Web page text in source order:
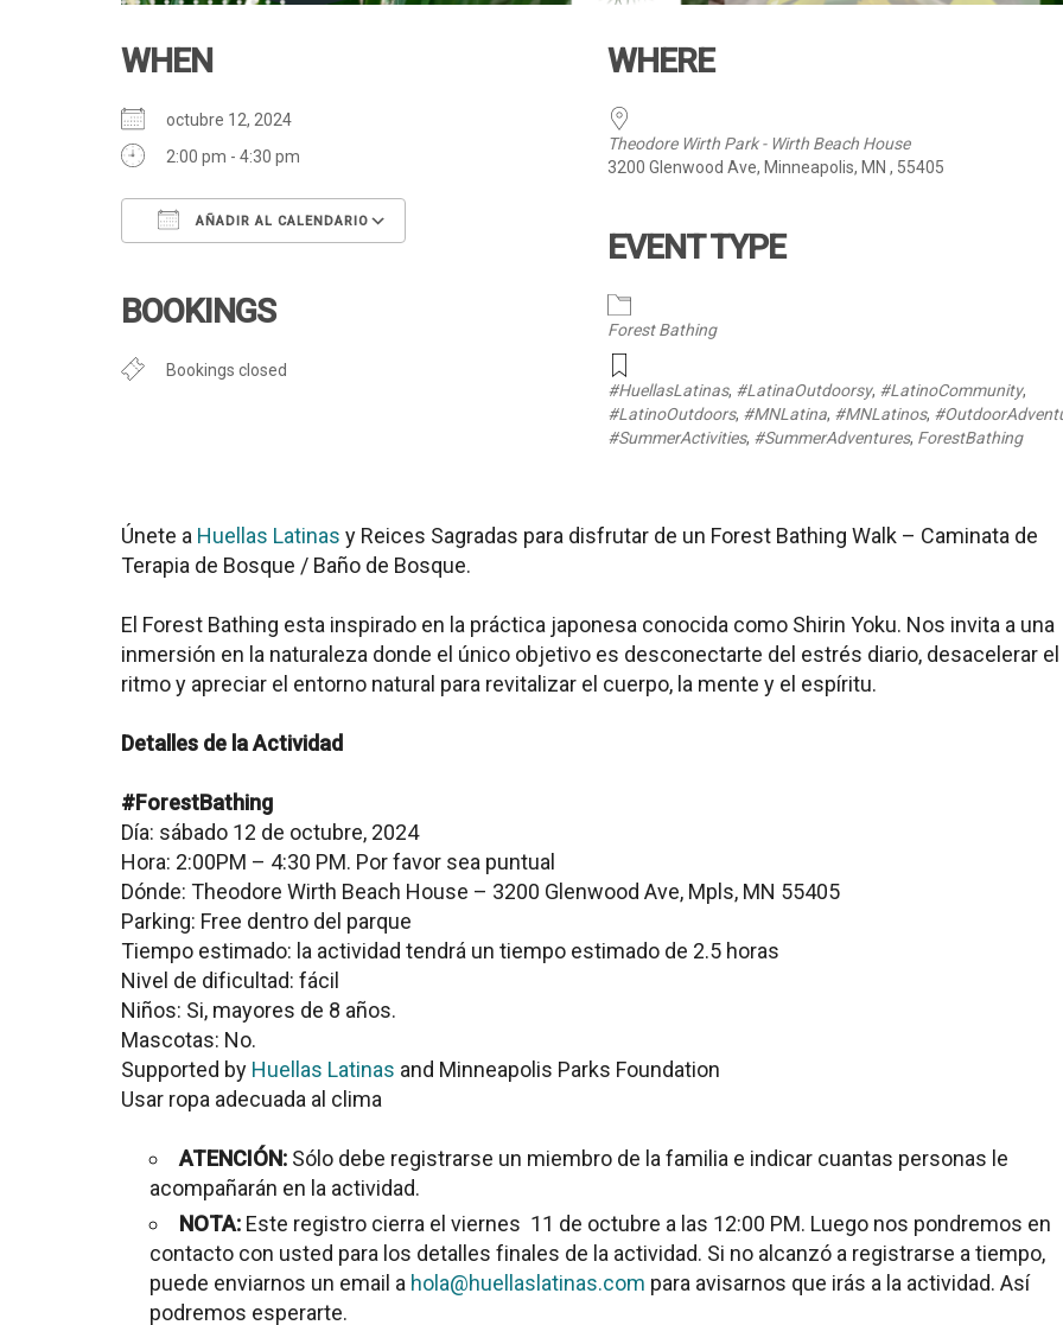
WHEN
octubre 12, 2024
2:00 pm - 4:30 pm
AÑADIR AL CALENDARIO
iCalendar
BOOKINGS
Bookings closed
WHERE
Theodore Wirth Park - Wirth Beach House
3200 Glenwood Ave, Minneapolis, MN , 55405
EVENT TYPE
Forest Bathing
#HuellasLatinas, #LatinaOutdoorsy, #LatinoCommunity,
#LatinoOutdoors, #MNLatina, #MNLatinos,
#SummerActivities, #SummerAdventures, ForestBathing
Únete a Huellas Latinas y Reices Sagradas para disfrutar de un Forest Bathing Walk – Caminata de
Terapia de Bosque / Baño de Bosque.
El Forest Bathing esta inspirado en la práctica japonesa conocida como Shirin Yoku. Nos invita a una
inmersión en la naturaleza donde el único objetivo es desconectarte del estrés diario, desacelerar el
ritmo y apreciar el entorno natural para revitalizar el cuerpo, la mente y el espíritu.
Detalles de la Actividad
#ForestBathing
Día: sábado 12 de octubre, 2024
Hora: 2:00PM – 4:30 PM. Por favor sea puntual
Dónde: Theodore Wirth Beach House – 3200 Glenwood Ave, Mpls, MN 55405
Parking: Free dentro del parque
Tiempo estimado: la actividad tendrá un tiempo estimado de 2.5 horas
Nivel de dificultad: fácil
Niños: Si, mayores de 8 años.
Mascotas: No.
Supported by Huellas Latinas and Minneapolis Parks Foundation
Usar ropa adecuada al clima
ATENCIÓN: Sólo debe registrarse un miembro de la familia e indicar cuantas personas le
acompañarán en la actividad.
NOTA: Este registro cierra el viernes 11 de octubre a las 12:00 PM. Luego nos pondremos en
contacto con usted para los detalles finales de la actividad. Si no alcanzó a registrarse a tiempo,
puede enviarnos un email a hola@huellaslatinas.com para avisarnos que irás a la actividad. Así
podremos esperarte.